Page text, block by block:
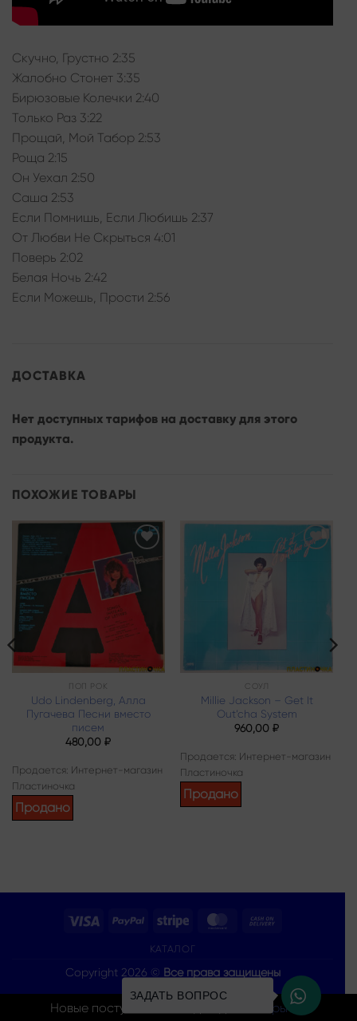
Скучно, Грустно 2:35
Жалобно Стонет 3:35
Бирюзовые Колечки 2:40
Только Раз 3:22
Прощай, Мой Табор 2:53
Роща 2:15
Он Уехал 2:50
Саша 2:53
Если Помнишь, Если Любишь 2:37
От Любви Не Скрыться 4:01
Поверь 2:02
Белая Ночь 2:42
Если Можешь, Прости 2:56
ДОСТАВКА
Нет доступных тарифов на доставку для этого
продукта.
ПОХОЖИЕ ТОВАРЫ
Add to
wishlist
ПОП РОК
Udo Lindenberg, Алла
Пугачева Песни вместо
писем
480,00₽
Продается: Интернет-магазин
Пластиночка
Продано
Add to
СОУЛ
Millie Jackson – Get It
Out’cha System
960,00₽
Продается: Интернет-магазин
Пластиночка
Продано
Visa PayPal Stripe MasterCard
КАТАЛОГ
Copyright 2026 © Все права защищены
ЗАДАТЬ ВОПРОС
Новые поступления каждый день Закрыть